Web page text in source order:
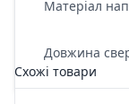
Матеріал
Довжина
Схожі товари